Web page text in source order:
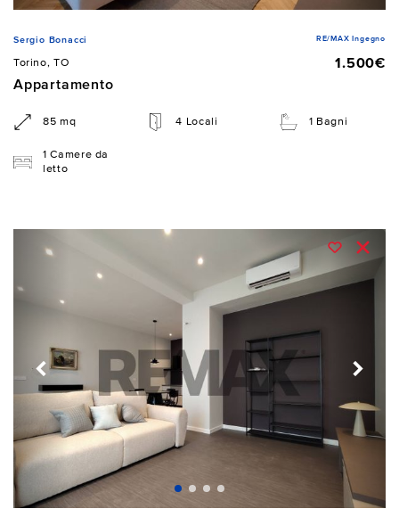
Sergio Bonacci RE/MAX Ingegno
Torino, TO
1.500€
Appartamento
85 mq 4 Locali 1 Bagni
1 Camere da
letto